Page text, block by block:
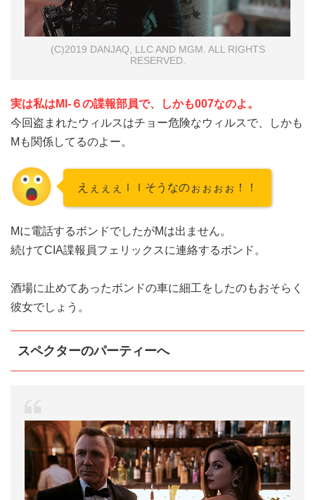
(C)2019 DANJAQ, LLC AND MGM. ALL RIGHTS
RESERVED.
実は私はMI-６の諜報部員で、しかも007なのよ。
今回盗まれたウィルスはチョー危険なウィルスで、しかも
Mも関係してるのよー。
えぇぇぇｌｌそうなのぉぉぉぉ！！
Mに電話するボンドでしたがMは出ません。
続けてCIA諜報員フェリックスに連絡するボンド。
酒場に止めてあったボンドの車に細工をしたのもおそらく
彼女でしょう。
スペクターのパーティーへ